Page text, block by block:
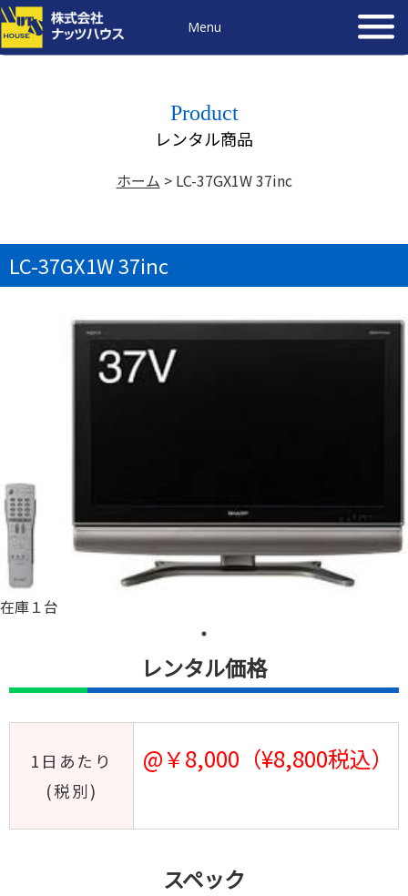
Menu
Product
レンタル商品
ホーム > LC-37GX1W 37inc
LC-37GX1W 37inc
在庫１台
レンタル価格
1日あたり
(税別)
@￥8,000（¥8,800税込）
スペック